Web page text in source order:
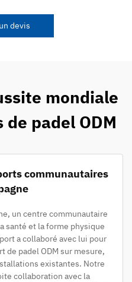
devis
mondiale
padel ODM
communautaires
un centre communautaire
santé et la forme physique
a collaboré avec lui pour
de padel ODM sur mesure,
existantes. Notre
collaboration avec la